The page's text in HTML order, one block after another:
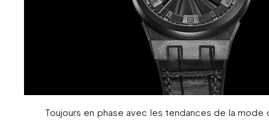
Toujours en phase avec les tendances de la mode